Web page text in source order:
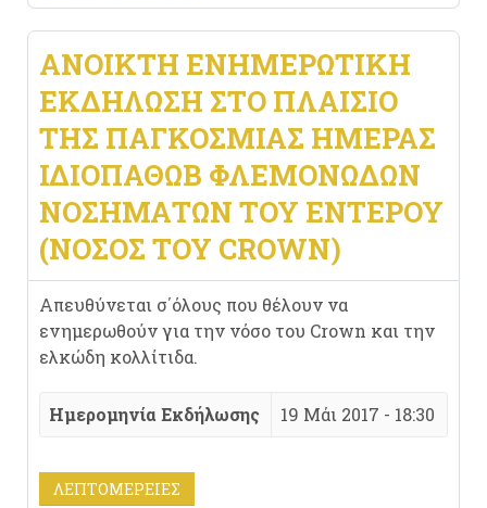
ΑΝΟΙΚΤΉ ΕΝΗΜΕΡΩΤΙΚΉ
ΕΚΔΉΛΩΣΗ ΣΤΟ ΠΛΑΊΣΙΟ
ΤΗΣ ΠΑΓΚΌΣΜΙΑΣ ΗΜΈΡΑΣ
ΙΔΙΟΠΑΘΏΒ ΦΛΕΜΟΝΩΔΏΝ
ΝΟΣΗΜΆΤΩΝ ΤΟΥ ΕΝΤΈΡΟΥ
(ΝΌΣΟΣ ΤΟΥ CROWN)
Απευθύνεται σ΄όλους που θέλουν να
ενημερωθούν για την νόσο του Crown και την
ελκώδη κολλίτιδα.
Ημερομηνία Εκδήλωσης 19 Μάι 2017 - 18:30
ΛΕΠΤΟΜΈΡΕΙΕΣ